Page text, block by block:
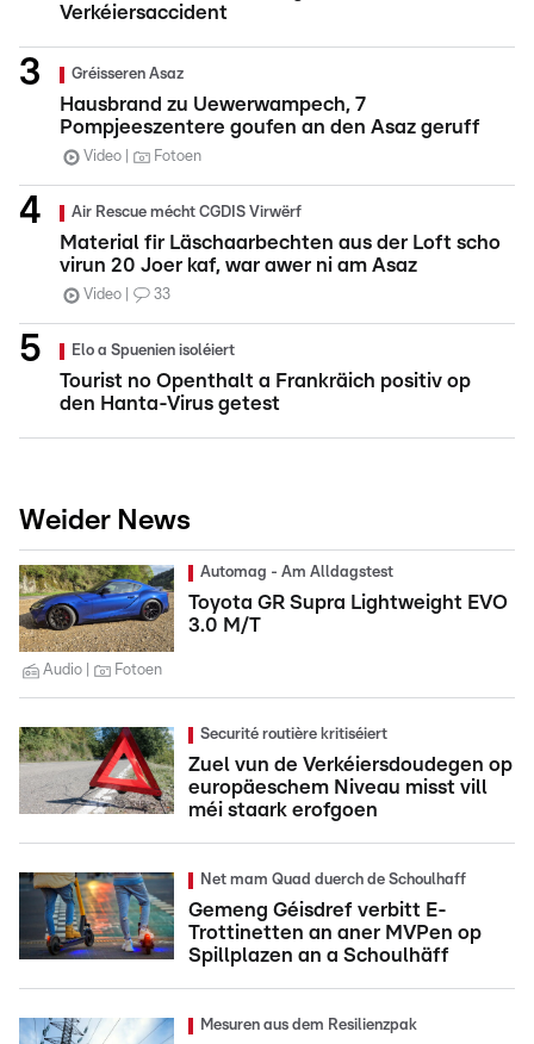
Verkéiersaccident
Gréisseren Asaz
Hausbrand zu Uewerwampech, 7
Pompjeeszentere goufen an den Asaz geruff
Video Fotoen
Air Rescue mécht CGDIS Virwërf
Material fir Läschaarbechten aus der Loft scho
virun 20 Joer kaf, war awer ni am Asaz
Video 33
Elo a Spuenien isoléiert
Tourist no Openthalt a Frankräich positiv op
den Hanta-Virus getest
Weider News
Automag - Am Alldagstest
Toyota GR Supra Lightweight EVO
3.0 M/T
Audio Fotoen
Securité routière kritiséiert
Zuel vun de Verkéiersdoudegen op
europäeschem Niveau misst vill
méi staark erofgoen
Net mam Quad duerch de Schoulhaff
Gemeng Géisdref verbitt E-
Trottinetten an aner MVPen op
Spillplazen an a Schoulhäff
Mesuren aus dem Resilienzpak